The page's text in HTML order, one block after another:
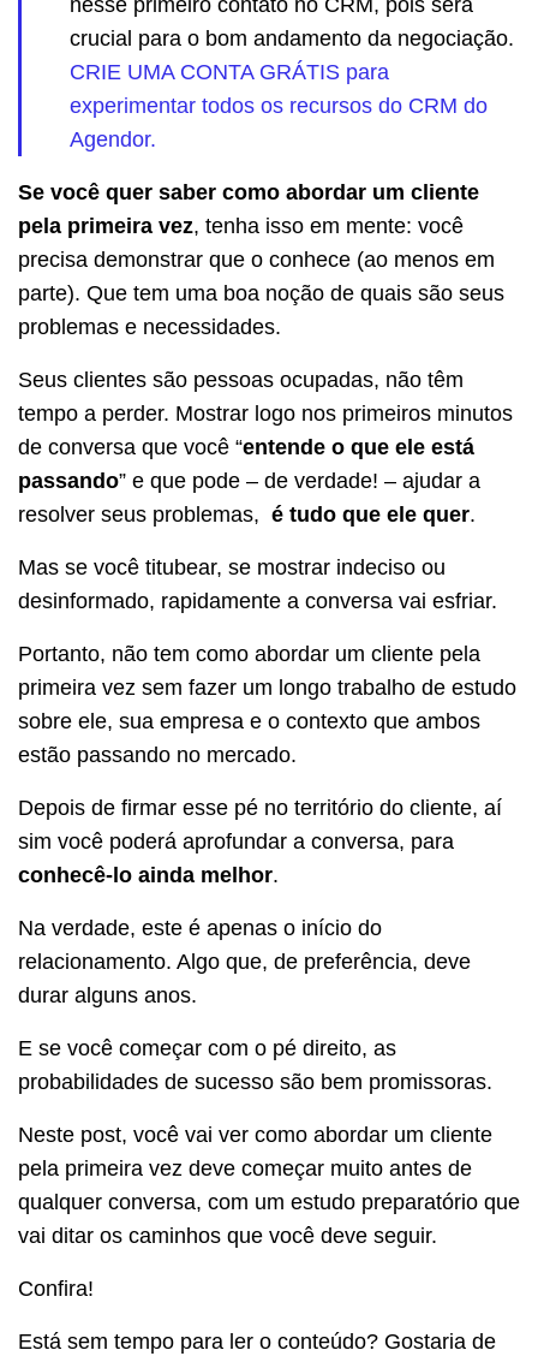
nesse primeiro contato no CRM, pois será
crucial para o bom andamento da negociação.
CRIE UMA CONTA GRÁTIS para
experimentar todos os recursos do CRM do
Agendor.
Se você quer saber como abordar um cliente
pela primeira vez, tenha isso em mente: você
precisa demonstrar que o conhece (ao menos em
parte). Que tem uma boa noção de quais são seus
problemas e necessidades.
Seus clientes são pessoas ocupadas, não têm
tempo a perder. Mostrar logo nos primeiros minutos
de conversa que você “entende o que ele está
passando” e que pode – de verdade! – ajudar a
resolver seus problemas, é tudo que ele quer.
Mas se você titubear, se mostrar indeciso ou
desinformado, rapidamente a conversa vai esfriar.
Portanto, não tem como abordar um cliente pela
primeira vez sem fazer um longo trabalho de estudo
sobre ele, sua empresa e o contexto que ambos
estão passando no mercado.
Depois de firmar esse pé no território do cliente, aí
sim você poderá aprofundar a conversa, para
conhecê-lo ainda melhor.
Na verdade, este é apenas o início do
relacionamento. Algo que, de preferência, deve
durar alguns anos.
E se você começar com o pé direito, as
probabilidades de sucesso são bem promissoras.
Neste post, você vai ver como abordar um cliente
pela primeira vez deve começar muito antes de
qualquer conversa, com um estudo preparatório que
vai ditar os caminhos que você deve seguir.
Confira!
Está sem tempo para ler o conteúdo? Gostaria de